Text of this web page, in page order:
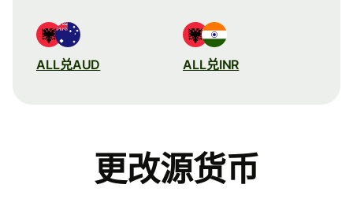
ALL兑AUD ALL兑INR
更改源货币